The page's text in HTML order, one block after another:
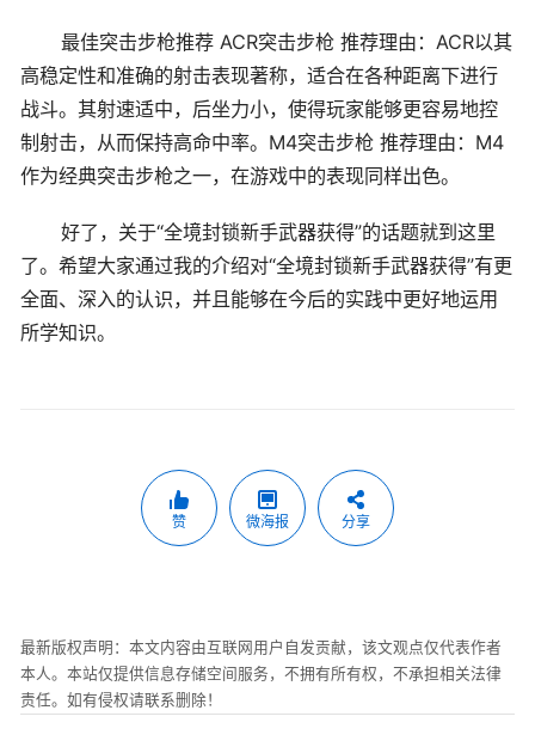
最佳突击步枪推荐 ACR突击步枪 推荐理由：ACR以其
高稳定性和准确的射击表现著称，适合在各种距离下进行
战斗。其射速适中，后坐力小，使得玩家能够更容易地控
制射击，从而保持高命中率。M4突击步枪 推荐理由：M4
作为经典突击步枪之一，在游戏中的表现同样出色。
好了，关于“全境封锁新手武器获得”的话题就到这里
了。希望大家通过我的介绍对“全境封锁新手武器获得”有更
全面、深入的认识，并且能够在今后的实践中更好地运用
所学知识。
赞 微海报 分享
最新版权声明：本文内容由互联网用户自发贡献，该文观点仅代表作者
本人。本站仅提供信息存储空间服务，不拥有所有权，不承担相关法律
责任。如有侵权请联系删除！